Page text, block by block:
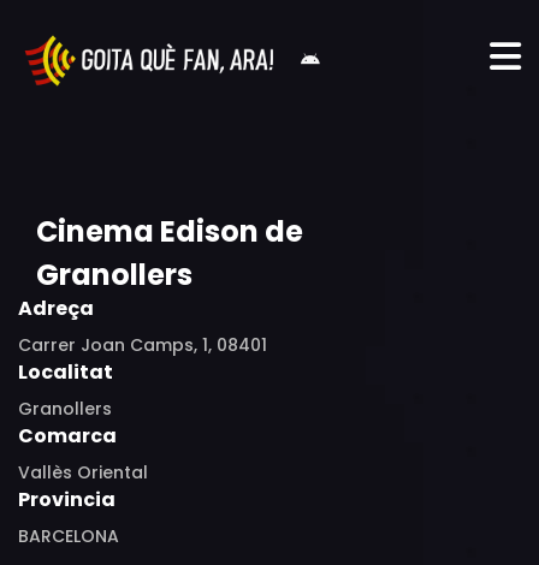
Cinema Edison de
Granollers
Adreça
Carrer Joan Camps, 1, 08401
Localitat
Granollers
Comarca
Vallès Oriental
Provincia
BARCELONA